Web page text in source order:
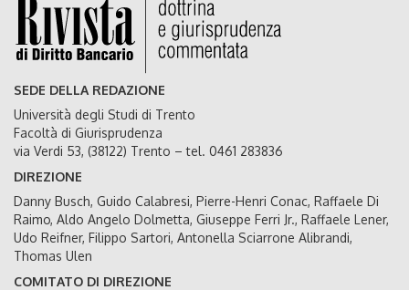
SEDE DELLA REDAZIONE
Università degli Studi di Trento
Facoltà di Giurisprudenza
via Verdi 53, (38122) Trento – tel. 0461 283836
DIREZIONE
Danny Busch, Guido Calabresi, Pierre-Henri Conac, Raffaele Di
Raimo, Aldo Angelo Dolmetta, Giuseppe Ferri Jr., Raffaele Lener,
Udo Reifner, Filippo Sartori, Antonella Sciarrone Alibrandi,
Thomas Ulen
COMITATO DI DIREZIONE